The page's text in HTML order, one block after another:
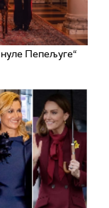
Пепељуге“